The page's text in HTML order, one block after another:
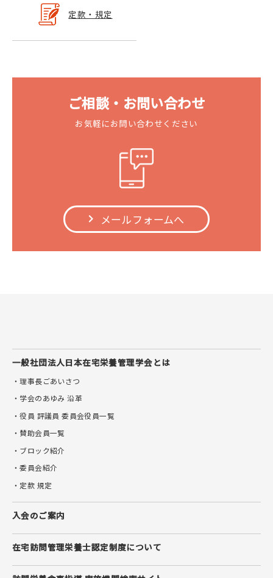
定款・規定
ご相談・お問い合わせ
お気軽にお問い合わせください
メールフォームへ
一般社団法人日本在宅栄養管理学会とは
・理事長ごあいさつ
・学会のあゆみ 沿革
・役員 評議員 委員会役員一覧
・賛助会員一覧
・ブロック紹介
・委員会紹介
・定款 規定
入会のご案内
在宅訪問管理栄養士認定制度について